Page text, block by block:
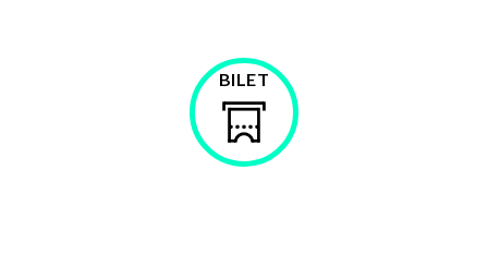
Wyrażam zgodę na przetwarzanie danych osobowych
w celu skorzystania z usługi newsletter.
Kup
bilet
BILET